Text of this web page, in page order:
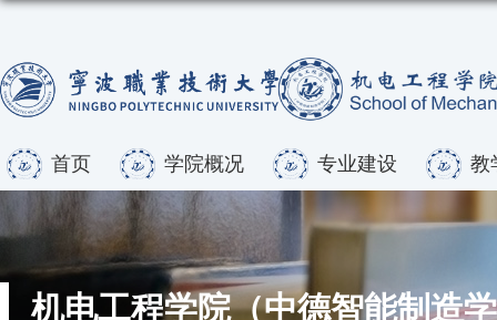
首页 学院概况 专业建设 教
机电工程学院（中德智能制造